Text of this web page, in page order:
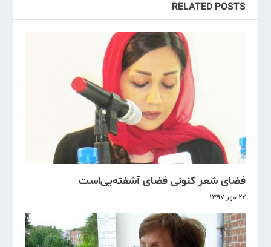
RELATED POSTS
فضای شعر کنونی فضای آشفته‌یی‌است
۲۲ مهر ۱۳۹۷